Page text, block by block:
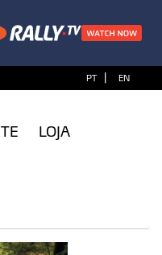
PT | EN
LOJA